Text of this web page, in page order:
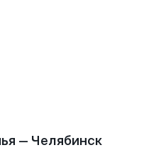
— Челябинск